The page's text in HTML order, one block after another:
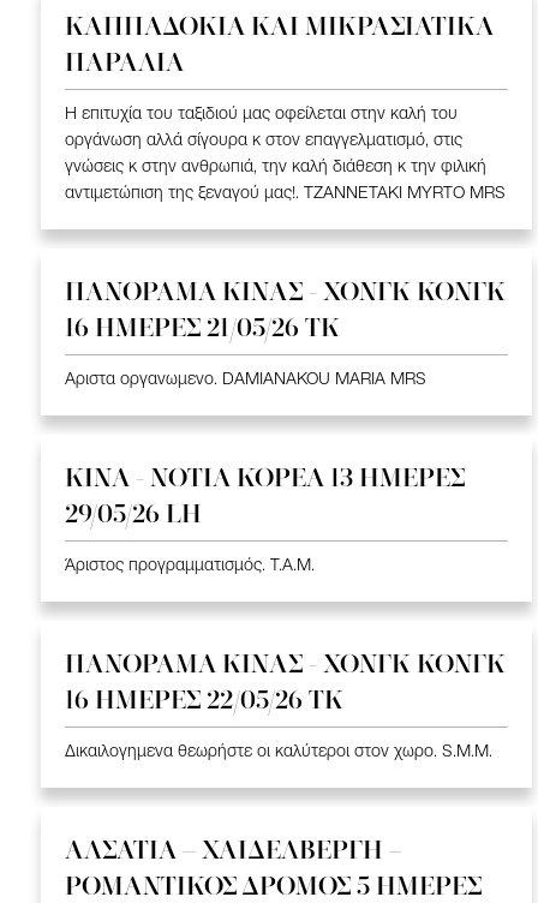
ΚΑΠΠΑΔΟΚΙΑ ΚΑΙ ΜΙΚΡΑΣΙΑΤΙΚΑ
ΠΑΡΑΛΙΑ
Η επιτυχία του ταξιδιού μας οφείλεται στην καλή του
οργάνωση αλλά σίγουρα κ στον επαγγελματισμό, στις
γνώσεις κ στην ανθρωπιά, την καλή διάθεση κ την φιλική
αντιμετώπιση της ξεναγού μας!. TZANNETAKI MYRTO MRS
ΠΑΝΟΡΑΜΑ ΚΙΝΑΣ - ΧΟΝΓΚ ΚΟΝΓΚ
16 ΗΜΕΡΕΣ 21/05/26 TK
Αριστα οργανωμενο. DAMIANAKOU MARIA MRS
ΚΙΝΑ - ΝΟΤΙΑ ΚΟΡΕΑ 13 ΗΜΕΡΕΣ
29/05/26 LH
Άριστος προγραμματισμός. T.A.M.
ΠΑΝΟΡΑΜΑ ΚΙΝΑΣ - ΧΟΝΓΚ ΚΟΝΓΚ
16 ΗΜΕΡΕΣ 22/05/26 TK
Δικαιλογημενα θεωρήστε οι καλύτεροι στον χωρο. S.M.M.
ΑΛΣΑΤΙΑ – ΧΑΙΔΕΛΒΕΡΓΗ –
ΡΟΜΑΝΤΙΚΟΣ ΔΡΟΜΟΣ 5 ΗΜΕΡΕΣ